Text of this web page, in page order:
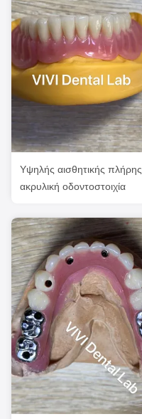
Υψηλής αισθητικής πλήρης
ακρυλική οδοντοστοιχία